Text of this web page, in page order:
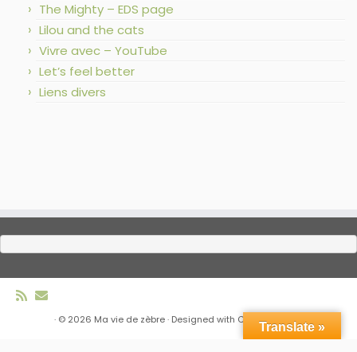
The Mighty – EDS page
Lilou and the cats
Vivre avec – YouTube
Let’s feel better
Liens divers
· © 2026 Ma vie de zèbre· Designed with Customizr Pro
Translate »